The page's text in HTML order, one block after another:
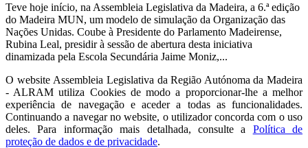
Teve hoje início, na Assembleia Legislativa da Madeira, a 6.ª edição
do Madeira MUN, um modelo de simulação da Organização das
Nações Unidas. Coube à Presidente do Parlamento Madeirense,
Rubina Leal, presidir à sessão de abertura desta iniciativa
dinamizada pela Escola Secundária Jaime Moniz,...
O website Assembleia Legislativa da Região Autónoma da Madeira
- ALRAM utiliza Cookies de modo a proporcionar-lhe a melhor
experiência de navegação e aceder a todas as funcionalidades.
Continuando a navegar no website, o utilizador concorda com o uso
deles. Para informação mais detalhada, consulte a
Política de
proteção de dados e de privacidade.